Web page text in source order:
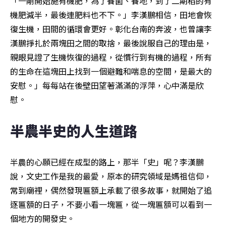
機肥減半，最後連肥料也不下。」李漢鵬相信，田地會恢
復生機，田間的循環會更好。彰化台南的奔波，也曾讓李
漢鵬掙扎於兩塊田之間的取捨，最後說服自己的理由是，
親眼見證了生機恢復的過程，從慣行到有機的過程，所有
的生命在這塊田上找到一個避難和喘息的空間，是最大的
安慰。」每每站在後壁田望著滿滿的浮萍，心中滿是欣
慰。
半農半史的人生道路
半農的心願已經在成型的路上，那半「史」呢？李漢鵬
說，文史工作是我的最愛，原本的研究領域是媽祖信仰，
常到廟裡，偶然發現匾額上承載了很多故事，就開始了追
逐匾額的日子，不要小看一塊匾，從一塊匾額可以看到一
個地方的開發史。